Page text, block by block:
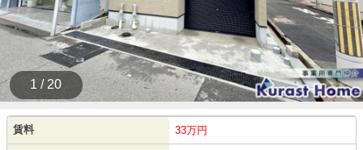
1 / 20
賃料 33万円